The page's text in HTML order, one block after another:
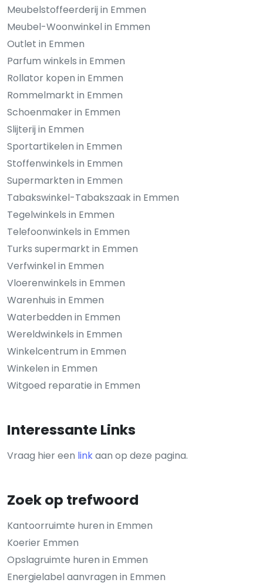
Meubelstoffeerderij in Emmen
Meubel-Woonwinkel in Emmen
Outlet in Emmen
Parfum winkels in Emmen
Rollator kopen in Emmen
Rommelmarkt in Emmen
Schoenmaker in Emmen
Slijterij in Emmen
Sportartikelen in Emmen
Stoffenwinkels in Emmen
Supermarkten in Emmen
Tabakswinkel-Tabakszaak in Emmen
Tegelwinkels in Emmen
Telefoonwinkels in Emmen
Turks supermarkt in Emmen
Verfwinkel in Emmen
Vloerenwinkels in Emmen
Warenhuis in Emmen
Waterbedden in Emmen
Wereldwinkels in Emmen
Winkelcentrum in Emmen
Winkelen in Emmen
Witgoed reparatie in Emmen
Interessante Links
Vraag hier een linkaan op deze pagina.
Zoek op trefwoord
Kantoorruimte huren in Emmen
Koerier Emmen
Opslagruimte huren in Emmen
Energielabel aanvragen in Emmen